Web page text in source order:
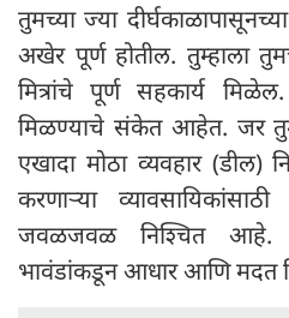
तुमच्या ज्या
अखेर पूर्ण होतील. तुम्हाला
मित्रांचे पूर्ण सहकार्य
मिळण्याचे संकेत आहेत. जर
एखादा मोठा व्यवहार (डील)
करणाऱ्या
जवळजवळ निश्चित आहे.
भावंडांकडून आधार आणि मदत